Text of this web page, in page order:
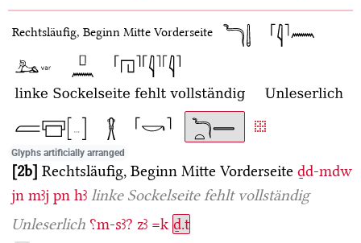
Rechtsläufig, Beginn Mitte Vorderseite
Glyphs artificially arranged
2b Rechtsläufig, Beginn Mitte Vorderseite ḏd-mdw
jn mꜣj pn hꜣ linke Sockelseite fehlt vollständig
Unleserlich ⸮m-sꜣ? zꜣ =k ḏ.t